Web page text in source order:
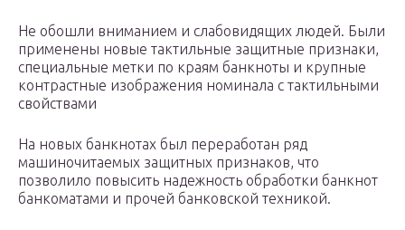
Не обошли вниманием и слабовидящих людей. Были
применены новые тактильные защитные признаки,
специальные метки по краям банкноты и крупные
контрастные изображения номинала с тактильными
свойствами
На новых банкнотах был переработан ряд
машиночитаемых защитных признаков, что
позволило повысить надежность обработки банкнот
банкоматами и прочей банковской техникой.